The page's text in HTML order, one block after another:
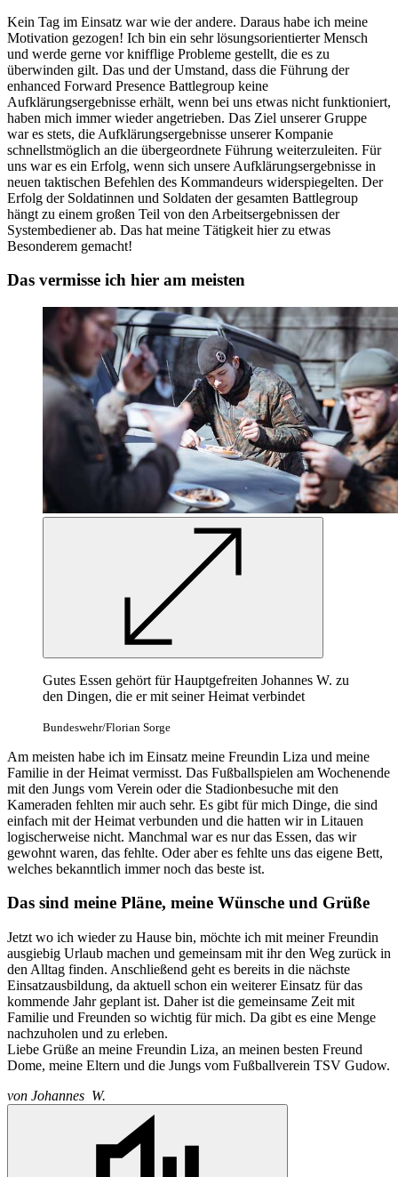
Kein Tag im Einsatz war wie der andere. Daraus habe ich meine
Motivation gezogen! Ich bin ein sehr lösungsorientierter Mensch
und werde gerne vor knifflige Probleme gestellt, die es zu
überwinden gilt. Das und der Umstand, dass die Führung der
enhanced Forward Presence Battlegroup keine
Aufklärungsergebnisse erhält, wenn bei uns etwas nicht funktioniert,
haben mich immer wieder angetrieben. Das Ziel unserer Gruppe
war es stets, die Aufklärungsergebnisse unserer Kompanie
schnellstmöglich an die übergeordnete Führung weiterzuleiten. Für
uns war es ein Erfolg, wenn sich unsere Aufklärungsergebnisse in
neuen taktischen Befehlen des Kommandeurs widerspiegelten. Der
Erfolg der Soldatinnen und Soldaten der gesamten Battlegroup
hängt zu einem großen Teil von den Arbeitsergebnissen der
Systembediener ab. Das hat meine Tätigkeit hier zu etwas
Besonderem gemacht!
Das vermisse ich hier am meisten
Gutes Essen gehört für Hauptgefreiten Johannes W. zu
den Dingen, die er mit seiner Heimat verbindet
Bundeswehr/Florian Sorge
Am meisten habe ich im Einsatz meine Freundin Liza und meine
Familie in der Heimat vermisst. Das Fußballspielen am Wochenende
mit den Jungs vom Verein oder die Stadionbesuche mit den
Kameraden fehlten mir auch sehr. Es gibt für mich Dinge, die sind
einfach mit der Heimat verbunden und die hatten wir in Litauen
logischerweise nicht. Manchmal war es nur das Essen, das wir
gewohnt waren, das fehlte. Oder aber es fehlte uns das eigene Bett,
welches bekanntlich immer noch das beste ist.
Das sind meine Pläne, meine Wünsche und Grüße
Jetzt wo ich wieder zu Hause bin, möchte ich mit meiner Freundin
ausgiebig Urlaub machen und gemeinsam mit ihr den Weg zurück in
den Alltag finden. Anschließend geht es bereits in die nächste
Einsatzausbildung, da aktuell schon ein weiterer Einsatz für das
kommende Jahr geplant ist. Daher ist die gemeinsame Zeit mit
Familie und Freunden so wichtig für mich. Da gibt es eine Menge
nachzuholen und zu erleben.
Liebe Grüße an meine Freundin Liza, an meinen besten Freund
Dome, meine Eltern und die Jungs vom Fußballverein TSV Gudow.
von Johannes W.